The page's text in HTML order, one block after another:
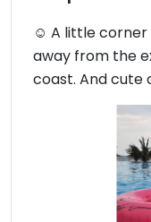
☺ A little
away from the
coast. And cute